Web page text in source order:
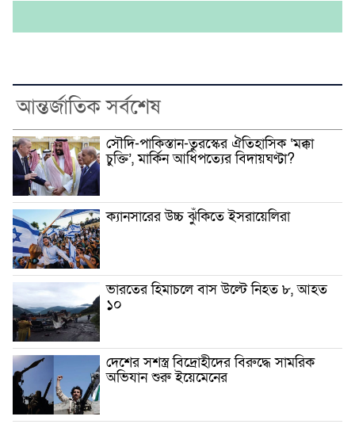
আন্তর্জাতিক সর্বশেষ
সৌদি-পাকিস্তান-তুরস্কের ঐতিহাসিক ‘মক্কা
চুক্তি’, মার্কিন আধিপত্যের বিদায়ঘণ্টা?
ক্যানসারের উচ্চ ঝুঁকিতে ইসরায়েলিরা
ভারতের হিমাচলে বাস উল্টে নিহত ৮, আহত
১০
দেশের সশস্ত্র বিদ্রোহীদের বিরুদ্ধে সামরিক
অভিযান শুরু ইয়েমেনের